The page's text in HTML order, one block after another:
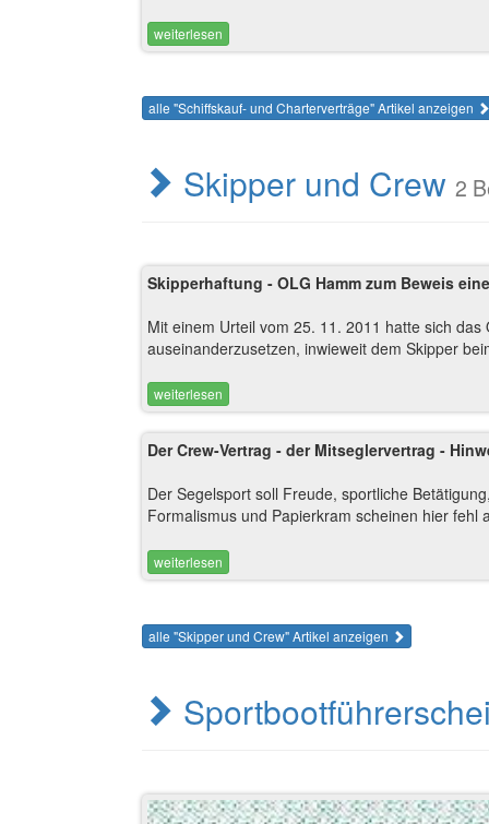
weiterlesen
alle "Schiffskauf- und Charterverträge" Artikel anzeigen
Skipper und Crew 2
Skipperhaftung - OLG Hamm zum Beweis
Mit einem Urteil vom 25. 11. 2011 hatte sich
auseinanderzusetzen, inwieweit dem Skipper
weiterlesen
Der Crew-Vertrag - der Mitseglervertrag -
Der Segelsport soll Freude, sportliche
Formalismus und Papierkram scheinen hier fehl
weiterlesen
alle "Skipper und Crew" Artikel anzeigen